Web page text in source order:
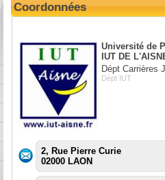
Coordonnées
Université de
IUT DE
Dépt Carrières
Dépt IUT
2, Rue Pierre Curie
02000 LAON